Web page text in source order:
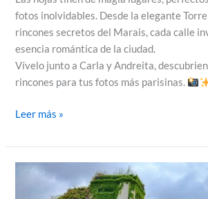
fotos inolvidables. Desde la elegante
rincones secretos del Marais, cada calle
esencia romántica de la ciudad.
Vívelo junto a Carla y Andreita,
rincones para tus fotos más parisinas.
Leer más »
Que